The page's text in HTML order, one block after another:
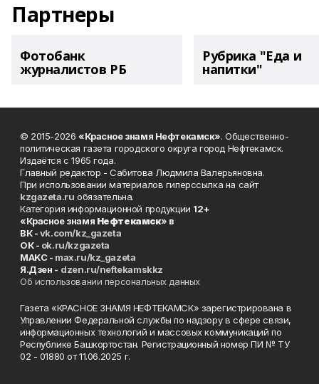
Партнеры
Фотобанк
журналистов РБ
Рубрика "Еда и
напитки"
© 2015-2026 «Красное знамя Нефтекамск». Общественно-
политическая газета городского округа город Нефтекамск.
Издаётся с 1965 года.
Главный редактор - Сабитова Людмила Валерьяновна.
При использовании материалов гиперссылка на сайт
kzgazeta.ru обязательна.
Категория информационной продукции 12+
«Красное знамя Нефтекамск» в
ВК -vk.com/kz_gazeta
ОК - ok.ru/kzgazeta
MAKC - max.ru/kz_gazeta
Я.Дзен - dzen.ru/neftekamskkz
Об использовании персональных данных
Газета «КРАСНОЕ ЗНАМЯ НЕФТЕКАМСК» зарегистрирована в
Управлении Федеральной службы по надзору в сфере связи,
информационных технологий и массовых коммуникаций по
Республике Башкортостан. Регистрационный номер ПИ № ТУ
02 - 01880 от 11.06.2025 г.